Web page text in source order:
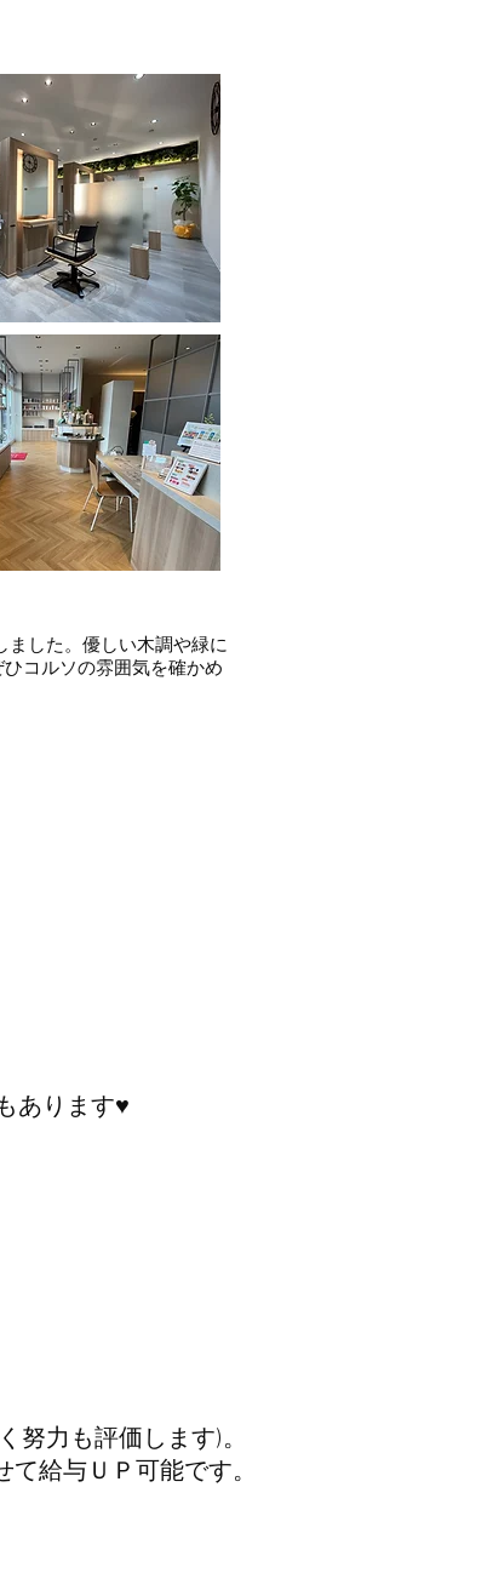
ました。優しい木調や緑に
コルソの雰囲気を確かめ
あります♥
努力も評価します)。
給与ＵＰ可能です。